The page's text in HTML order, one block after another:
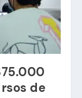
de